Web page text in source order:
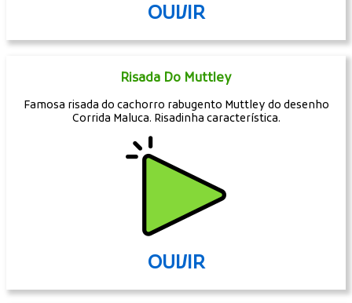
OUVIR
Risada Do Muttley
Famosa risada do cachorro rabugento Muttley do desenho
Corrida Maluca. Risadinha característica.
OUVIR